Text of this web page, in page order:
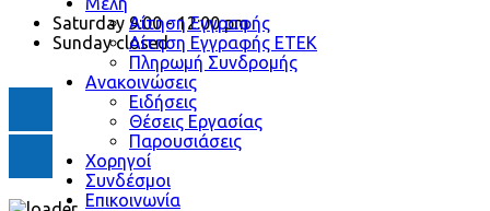
Saturday 9:00 - 12:00 pm
Sunday closed
Αίτηση Εγγραφής
Αίτηση Εγγραφής ΕΤΕΚ
Πληρωμή Συνδρομής
Ανακοινώσεις
Ειδήσεις
Θέσεις Εργασίας
Παρουσιάσεις
Χορηγοί
Συνδέσμοι
Επικοινωνία